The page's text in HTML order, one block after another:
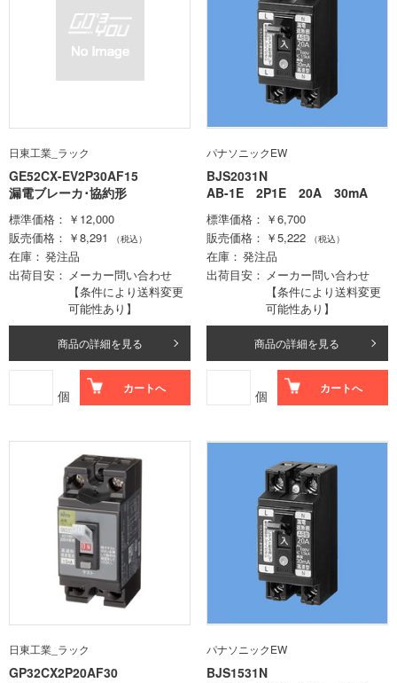
日東工業_ラック
GE52CX-EV2P30AF15
漏電ブレーカ･協約形
標準価格
￥12,000
販売価格
￥8,291 （税込）
在庫
発注品
出荷目安
メーカー問い合わせ
【条件により送料変更
可能性あり】
商品の詳細を見る
個 カートへ
パナソニックEW
BJS2031N
AB-1E 2P1E 20A 30mA
標準価格
￥6,700
販売価格
￥5,222 （税込）
在庫
発注品
出荷目安
メーカー問い合わせ
【条件により送料変更
可能性あり】
商品の詳細を見る
個 カートへ
日東工業_ラック
GP32CX2P20AF30
パナソニックEW
BJS1531N